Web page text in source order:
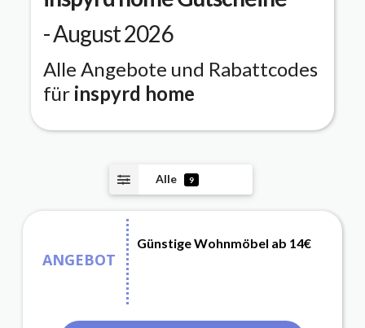
- August 2026
Alle Angebote und Rabattcodes
für inspyrd home
Alle 9
ANGEBOT
Günstige Wohnmöbel ab 14€